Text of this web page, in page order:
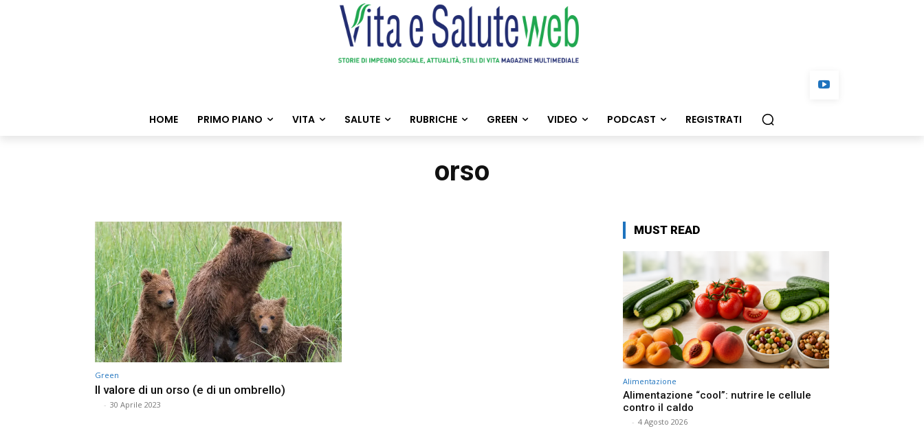
HOME PRIMO PIANO VITA SALUTE RUBRICHE GREEN VIDEO PODCAST REGISTRATI
orso
Green
Il valore di un orso (e di un ombrello)
- 30 Aprile 2023
MUST READ
Alimentazione
Alimentazione “cool”: nutrire le cellule
contro il caldo
- 4 Agosto 2026